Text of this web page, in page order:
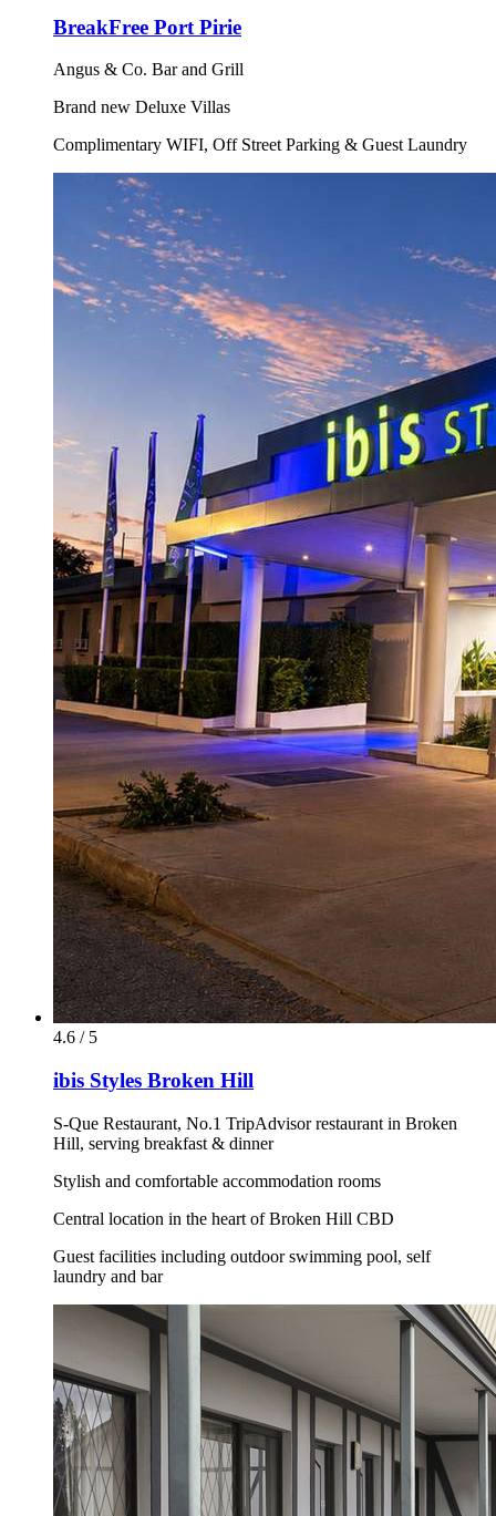
BreakFree Port Pirie
Angus & Co. Bar and Grill
Brand new Deluxe Villas
Complimentary WIFI, Off Street Parking & Guest Laundry
4.6 / 5
ibis Styles Broken Hill
S-Que Restaurant, No.1 TripAdvisor restaurant in Broken
Hill, serving breakfast & dinner
Stylish and comfortable accommodation rooms
Central location in the heart of Broken Hill CBD
Guest facilities including outdoor swimming pool, self
laundry and bar